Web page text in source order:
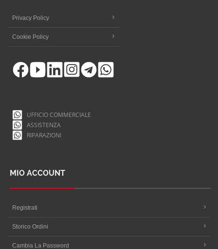
Privacy Policy
Cookie Policy
UFFICIO COMMERCIALE
ASSISTENZA
RIPARAZIONI
MIO ACCOUNT
Registrati
Storico Ordini
Cambia La Password